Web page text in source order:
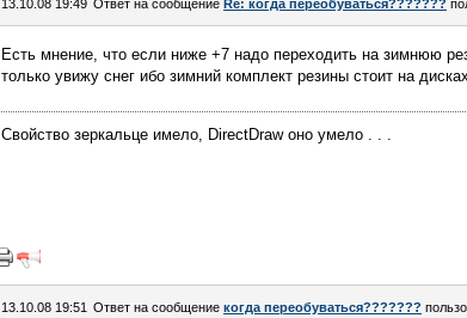
13.10.08 19:49 Ответ на сообщение Re: когда переобуваться???????
Есть мнение, что если ниже +7 надо переходить на зимнюю
только увижу снег ибо зимний комплект резины стоит на
Свойство зеркальце имело, DirectDraw оно умело . . .
13.10.08 19:51 Ответ на сообщение когда переобуваться???????